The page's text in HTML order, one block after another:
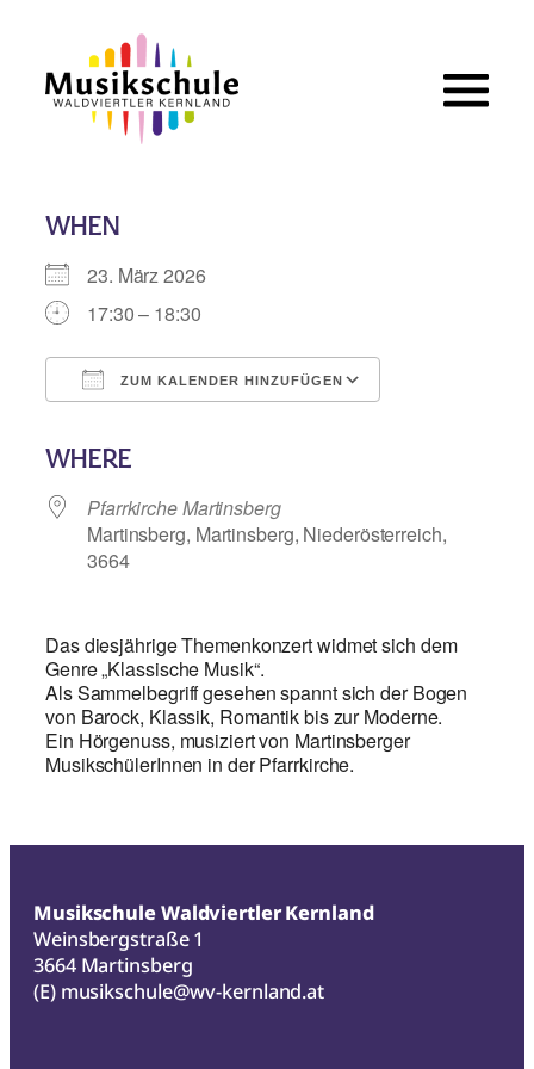
springen
WHEN
23. März 2026
17:30 – 18:30
ZUM KALENDER HINZUFÜGEN
WHERE
Pfarrkirche Martinsberg
Martinsberg, Martinsberg, Niederösterreich,
3664
Das diesjährige Themenkonzert widmet sich dem
Genre „Klassische Musik“.
Als Sammelbegriff gesehen spannt sich der Bogen
von Barock, Klassik, Romantik bis zur Moderne.
Ein Hörgenuss, musiziert von Martinsberger
MusikschülerInnen in der Pfarrkirche.
Musikschule Waldviertler Kernland
Weinsbergstraße 1
3664 Martinsberg
(E) musikschule@wv-kernland.at